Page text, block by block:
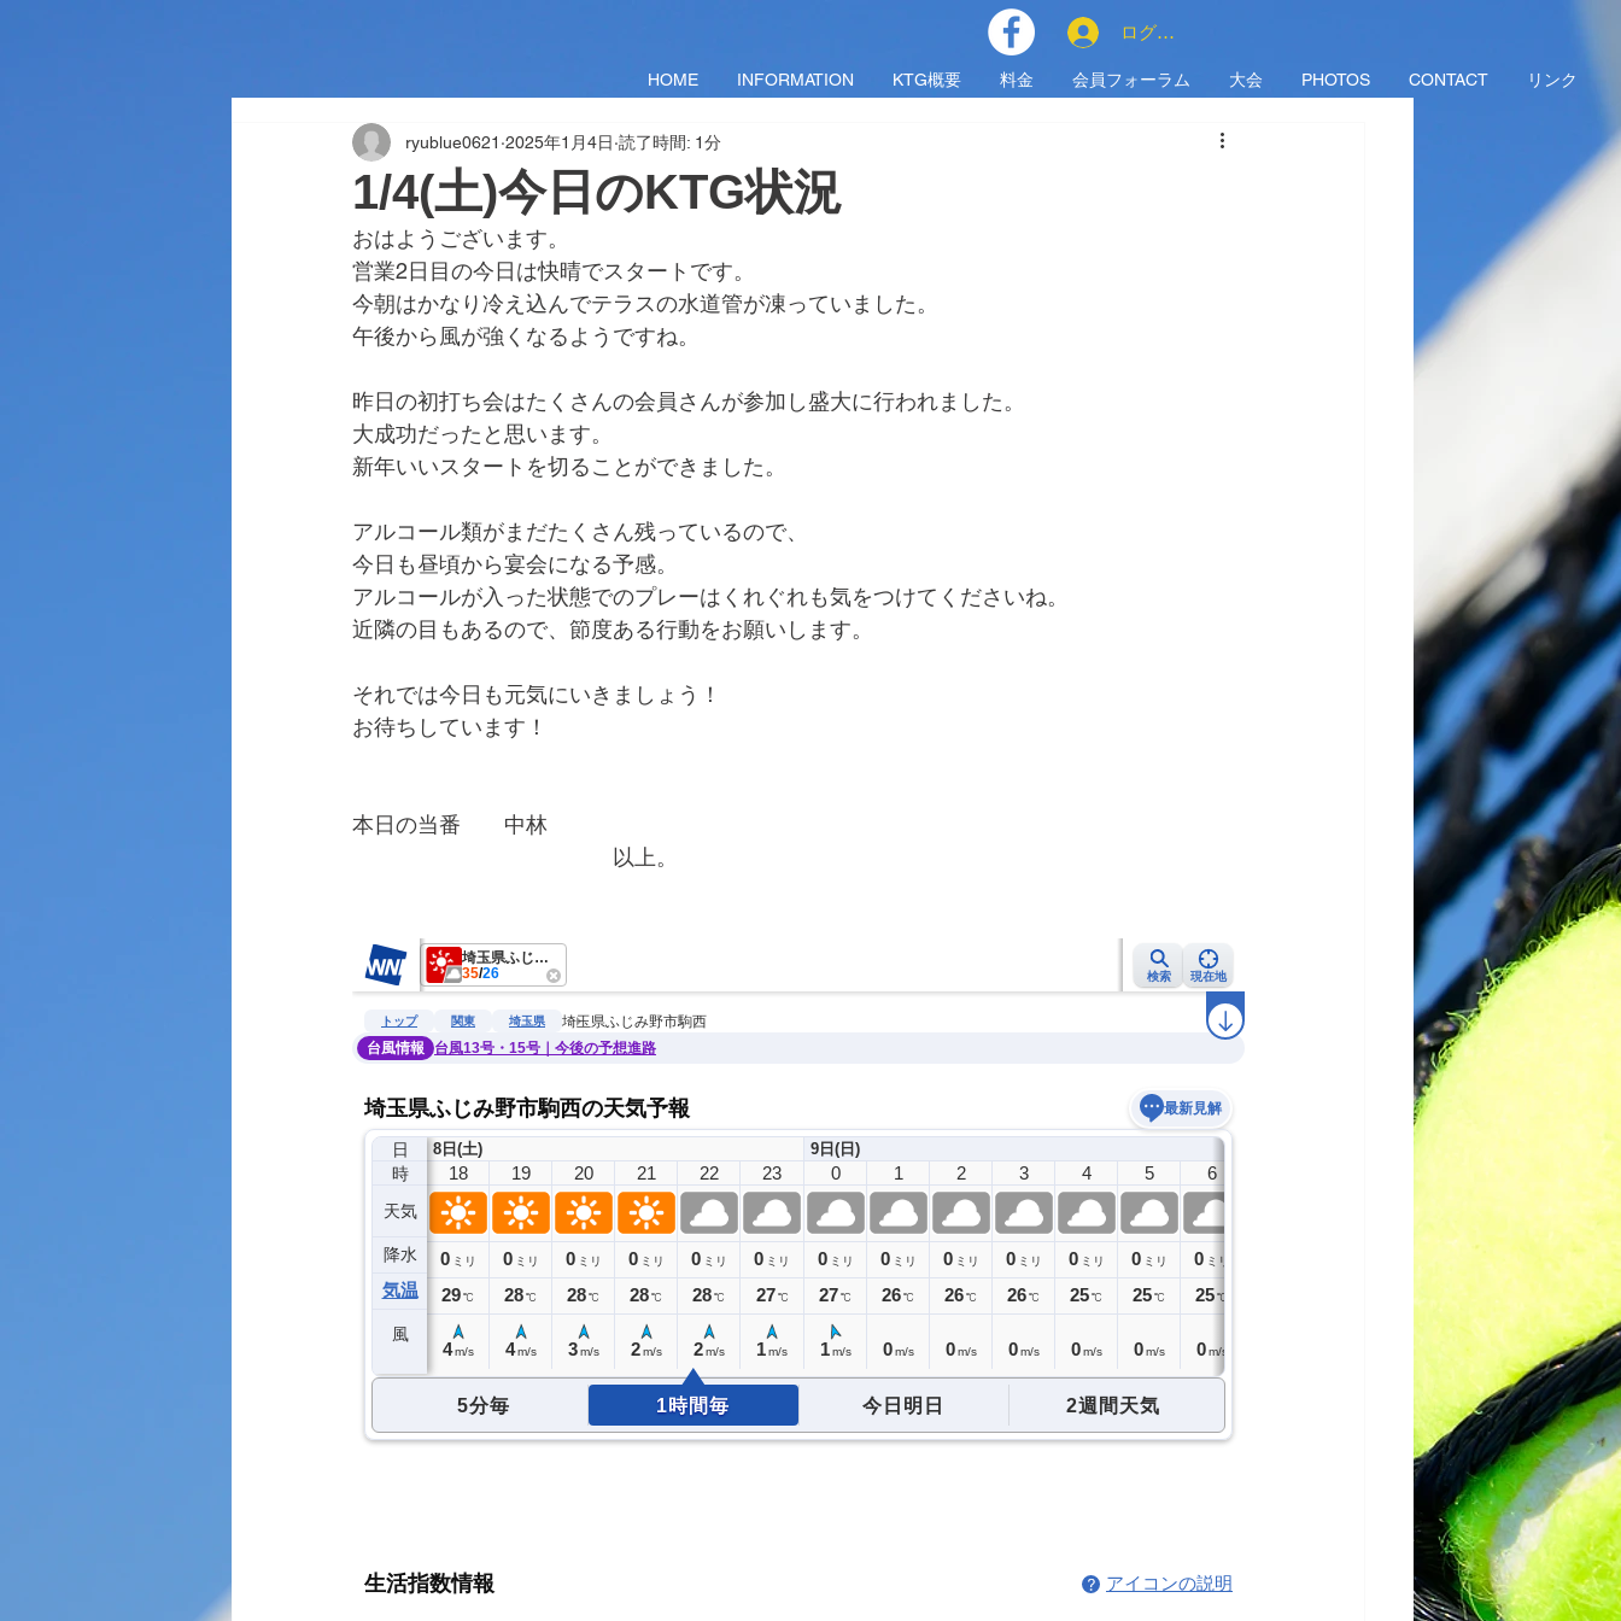
HOME INFORMATION KTG概要 料金 会員フォーラム 大会 PHOTOS CONTACT リンク
ログイン
1/4(土)今日のKTG状況
ryublue0621 2025年1月4日 読了時間: 1分
おはようございます。
営業2日目の今日は快晴でスタートです。
今朝はかなり冷え込んでテラスの水道管が凍っていました。
午後から風が強くなるようですね。
昨日の初打ち会はたくさんの会員さんが参加し盛大に行われました。
大成功だったと思います。
新年いいスタートを切ることができました。
アルコール類がまだたくさん残っているので、
今日も昼頃から宴会になる予感。
アルコールが入った状態でのプレーはくれぐれも気をつけてくださいね。
近隣の目もあるので、節度ある行動をお願いします。
それでは今日も元気にいきましょう！
お待ちしています！
本日の当番　　中林
以上。